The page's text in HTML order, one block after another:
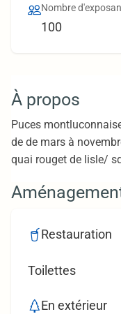
Nombre
100
À propos
Puces
de de mars à
quai rouget de lisle/
Restauration
Toilettes
En extérieur